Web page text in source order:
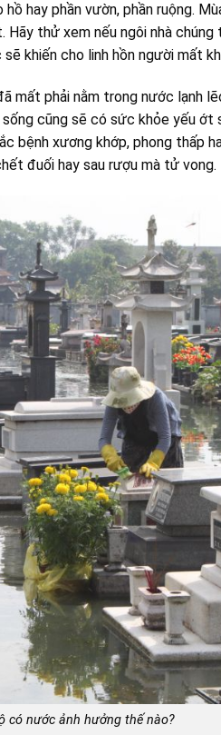
hay phần vườn, phần ruộng.
thử xem nếu ngôi nhà
khiến cho linh hồn người mất
mất phải nằm trong nước lạnh
cũng sẽ có sức khỏe yếu ớt
bệnh xương khớp, phong thấp
đuối hay sau rượu mà tử vong.
có nước ảnh hưởng thế nào?